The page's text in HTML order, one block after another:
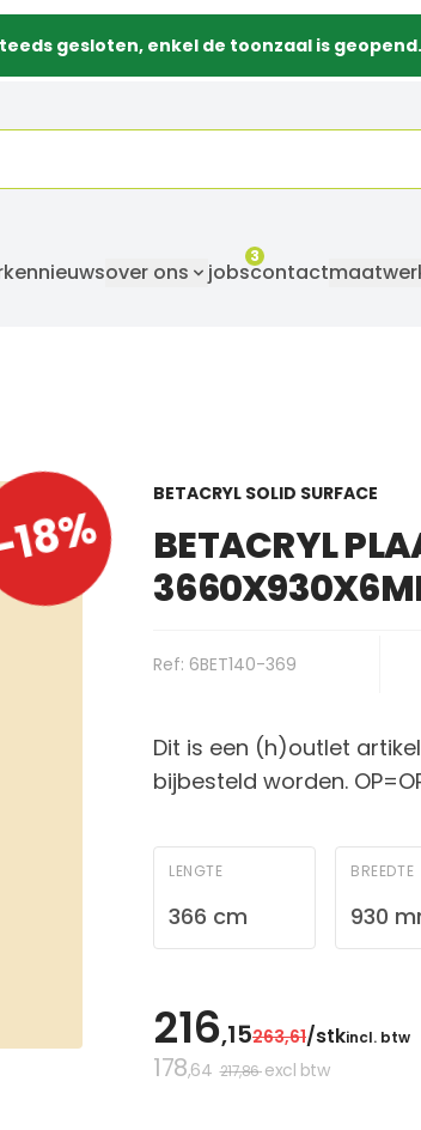
gesloten, enkel de toonzaal is geopend.
nieuwsover ons
3
jobscontact
BETACRYL SOLID SURFACE
BETACRYL
Ref: 6BET140-369
Dit is een (h)outlet
bijbesteld worden.
LENGTE
366 cm
BREEDTE
930
216,15263,61/stkincl. btw
178,64 217,86 excl btw